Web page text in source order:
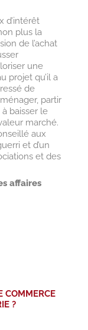
d’intérêt
plus la
de l’achat
une
projet qu’il a
de
partir
baisser le
marché.
aux
et d’un
et des
affaires
COMMERCE
?